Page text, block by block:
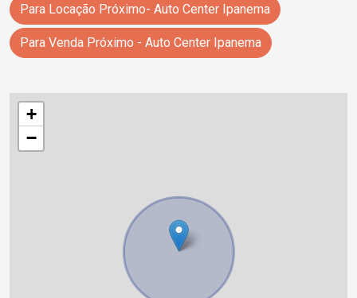
Para Locação Próximo- Auto Center Ipanema
Para Venda Próximo - Auto Center Ipanema
+
−